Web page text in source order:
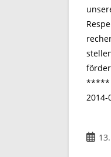
*****
2014-